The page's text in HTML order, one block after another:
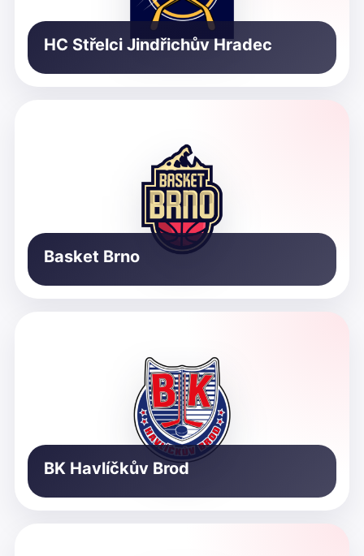
HC Střelci Jindřichův Hradec
Basket Brno
BK Havlíčkův Brod